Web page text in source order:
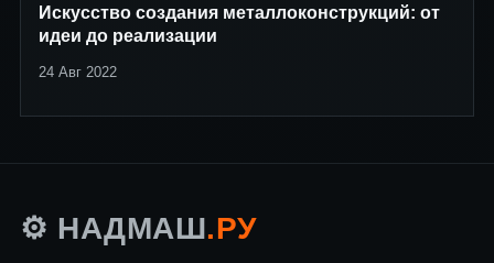
Искусство создания металлоконструкций: от
идеи до реализации
24 Авг 2022
⚙️ НАДМАШ.РУ